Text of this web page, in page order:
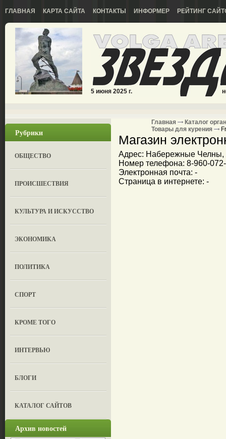
ГЛАВНАЯ КАРТА САЙТА КОНТАКТЫ ИНФОРМЕР РЕЙТИНГ
5 июня 2025 г.
Рубрики
ОБЩЕСТВО
ПРОИСШЕСТВИЯ
КУЛЬТУРА И ИСКУССТВО
ЭКОНОМИКА
ПОЛИТИКА
СПОРТ
КРОМЕ ТОГО
ИНТЕРВЬЮ
БЛОГИ
КАТАЛОГ САЙТОВ
Архив новостей
Главная
Каталог
Товары для курения
Магазин
Адрес: Набережные Челны,
Номер телефона: 8-960-
Электронная почта: -
Страница в интернете: -